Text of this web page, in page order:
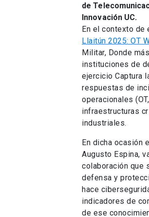
de
Innovación UC.
En el contexto de
Llaitún 2025: OT
Militar, Donde
instituciones de
ejercicio Captura
respuestas de
operacionales
infraestructuras
industriales.
En dicha ocasión
Augusto Espina,
colaboración que
defensa y
hace
indicadores de
de ese